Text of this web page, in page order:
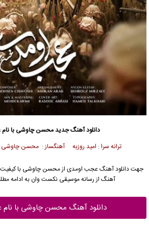
دانلود آهنگ جدیدمحسن چاوشی با
ترانه سرا : امید روزبه آهنگساز : محسن چاوشی
جهت دانلود آهنگ عجب اومدی ازمحسن چاوشی
آهنگ از رسانه موسیقی نکست وان به ادامه
دانلود آهنگ محسن چاوشی با